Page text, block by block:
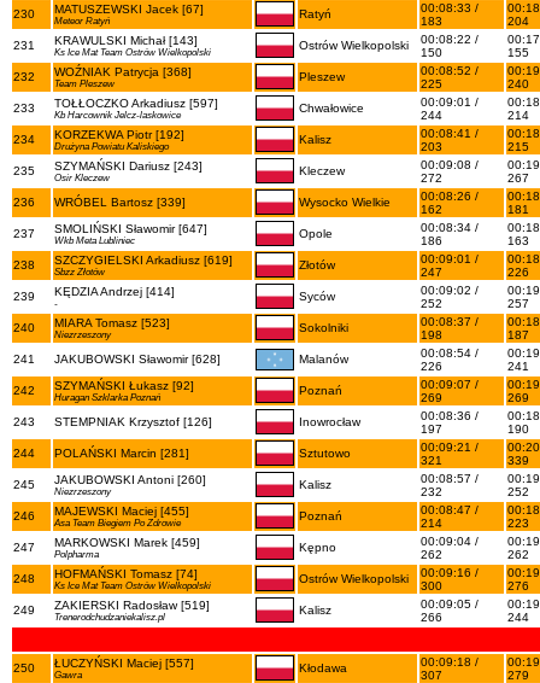
230
MATUSZEWSKI Jacek [67]
Meteor Ratyń
Ratyń
00:08:33 /
183
204
231
KRAWULSKI Michał [143]
Ks Ice Mat Team Ostrów Wielkopolski
Ostrów Wielkopolski
00:08:22 /
150
155
232
WOŹNIAK Patrycja [368]
Team Pleszew
Pleszew
00:08:52 /
225
240
233
TOŁŁOCZKO Arkadiusz [597]
Kb Harcownik Jelcz-laskowice
Chwałowice
00:09:01 /
244
214
234
KORZEKWA Piotr [192]
Drużyna Powiatu Kaliskiego
Kalisz
00:08:41 /
203
215
235
SZYMAŃSKI Dariusz [243]
Osir Kleczew
Kleczew
00:09:08 /
272
267
236
WRÓBEL Bartosz [339] Wysocko Wielkie
00:08:26 /
162
181
237
SMOLIŃSKI Sławomir [647]
Wkb Meta Lubliniec
Opole
00:08:34 /
186
163
238
SZCZYGIELSKI Arkadiusz [619]
Sbzz Złotów
Złotów
00:09:01 /
247
226
239
KĘDZIA Andrzej [414]
-
Syców
00:09:02 /
252
257
240
MIARA Tomasz [523]
Niezrzeszony
Sokolniki
00:08:37 /
198
187
241
JAKUBOWSKI Sławomir [628] Malanów
00:08:54 /
226
241
242
SZYMAŃSKI Łukasz [92]
Huragan Szklarka Poznań
Poznań
00:09:07 /
269
269
243
STEMPNIAK Krzysztof [126] Inowrocław
00:08:36 /
197
190
244
POLAŃSKI Marcin [281] Sztutowo
00:09:21 /
321
339
245
JAKUBOWSKI Antoni [260]
Niezrzeszony
Kalisz
00:08:57 /
232
252
246
MAJEWSKI Maciej [455]
Asa Team Biegiem Po Zdrowie
Poznań
00:08:47 /
214
223
247
MARKOWSKI Marek [459]
Polpharma
Kępno
00:09:04 /
262
262
248
HOFMAŃSKI Tomasz [74]
Ks Ice Mat Team Ostrów Wielkopolski
Ostrów Wielkopolski
00:09:16 /
300
276
249
ZAKIERSKI Radosław [519]
Trenerodchudzaniekalisz.pl
Kalisz
00:09:05 /
266
244
250 ŁUCZYŃSKI Maciej [557]
Gawra
Kłodawa
00:09:18 /
307
279